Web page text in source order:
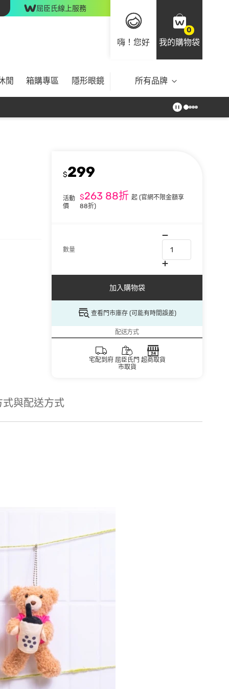
屈臣氏線上服務
嗨！您好
0
我的購物袋
閒 箱購專區 隱形眼鏡 所有品牌
$299
活動
價
$263 88折起(官網不限金額享
88折)
數量
加入購物袋
查看門市庫存 (可能有時間誤差)
配送方式
宅配到府 屈臣氏門
市取貨
超商取貨
式與配送方式